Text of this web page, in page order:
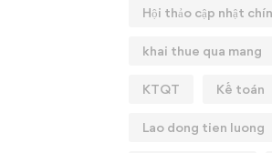
Hội thảo cập nhật
khai thue qua mang
KTQT Kế toán
Lao dong tien luong